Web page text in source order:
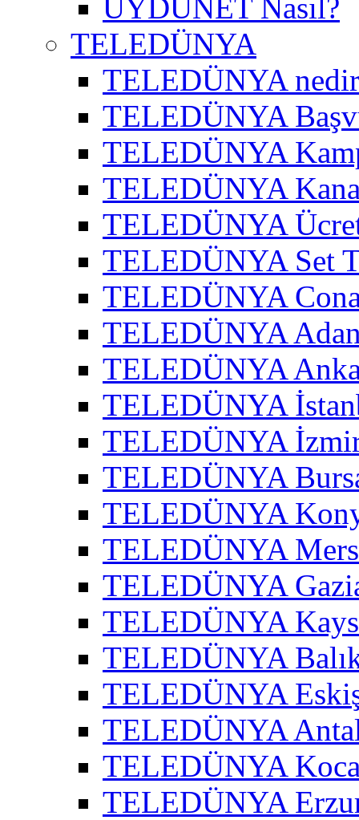
UYDUNET Nasıl?
TELEDÜNYA
TELEDÜNYA
TELEDÜNYA
TELEDÜNYA
TELEDÜNYA
TELEDÜNYA
TELEDÜNYA Set
TELEDÜNYA
TELEDÜNYA
TELEDÜNYA
TELEDÜNYA
TELEDÜNYA
TELEDÜNYA
TELEDÜNYA
TELEDÜNYA
TELEDÜNYA
TELEDÜNYA
TELEDÜNYA
TELEDÜNYA
TELEDÜNYA
TELEDÜNYA
TELEDÜNYA